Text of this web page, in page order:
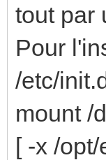
tout par
Pour
/etc/
mount /
[ -x /